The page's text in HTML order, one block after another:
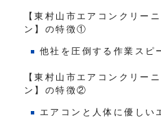
【東村山市エアコンクリー
ン】の特徴①
他社を圧倒する作業スピ
【東村山市エアコンクリー
ン】の特徴②
エアコンと人体に優しい